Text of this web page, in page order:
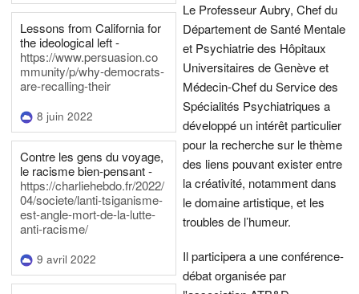
Lessons from California for
the ideological left -
https://www.persuasion.co
mmunity/p/why-democrats-
are-recalling-their
8 juin 2022
Contre les gens du voyage,
le racisme bien-pensant -
https://charliehebdo.fr/2022/
04/societe/lanti-tsiganisme-
est-angle-mort-de-la-lutte-
anti-racisme/
9 avril 2022
Le Professeur Aubry, Chef du
Département de Santé Mentale
et Psychiatrie des Hôpitaux
Universitaires de Genève et
Médecin-Chef du Service des
Spécialités Psychiatriques a
développé un intérêt particulier
pour la recherche sur le thème
des liens pouvant exister entre
la créativité, notamment dans
le domaine artistique, et les
troubles de l’humeur.
Il participera a une conférence-
débat organisée par